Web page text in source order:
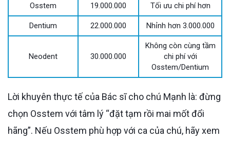
Osstem 19.000.000 Tối ưu chi phí hơn
Dentium 22.000.000 Nhỉnh hơn 3.000.000
Neodent 30.000.000
Không còn cùng tầm
chi phí với
Osstem/Dentium
Lời khuyên thực tế của Bác sĩ cho chú Mạnh là: đừng
chọn Osstem với tâm lý “đặt tạm rồi mai mốt đổi
hãng”. Nếu Osstem phù hợp với ca của chú, hãy xem